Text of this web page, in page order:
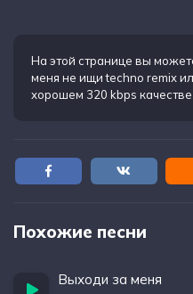
На этой странице вы
меня не ищи techno remix
хорошем 320 kbps качестве
Похожие песни
Выходи за меня